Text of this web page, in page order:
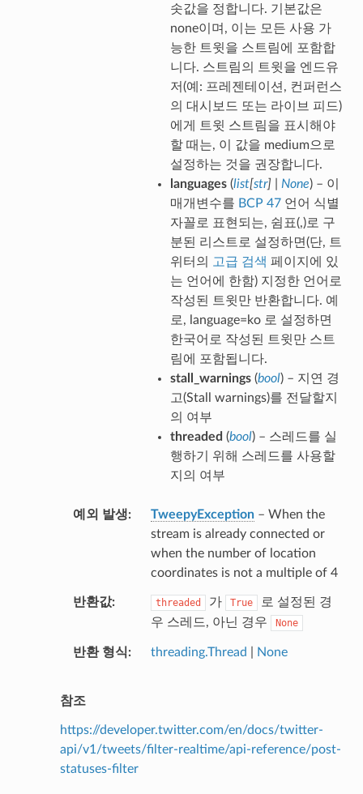
솟값을 정합니다. 기본값은
none이며, 이는 모든 사용 가
능한 트윗을 스트림에 포함합
니다. 스트림의 트윗을 엔드유
저(예: 프레젠테이션, 컨퍼런스
의 대시보드 또는 라이브 피드)
에게 트윗 스트림을 표시해야
할 때는, 이 값을 medium으로
설정하는 것을 권장합니다.
languages(list[str] None) – 이
매개변수를 BCP 47언어 식별
자꼴로 표현되는, 쉼표(,)로 구
분된 리스트로 설정하면(단, 트
위터의
고급 검색 페이지에 있
는 언어에 한함) 지정한 언어로
작성된 트윗만 반환합니다. 예
로, language=ko 로 설정하면
한국어로 작성된 트윗만 스트
림에 포함됩니다.
stall_warnings(bool) – 지연 경
고(Stall warnings)를 전달할지
의 여부
threaded (bool) – 스레드를 실
행하기 위해 스레드를 사용할
지의 여부
예외 발생 TweepyException– When the
stream is already connected or
when the number of location
coordinates is not a multiple of 4
반환값 threaded 가 True
로 설정된 경
우 스레드, 아닌 경우
None
반환 형식 threading.Thread None
참조
https://developer.twitter.com/en/docs/twitter-
api/v1/tweets/filter-realtime/api-reference/post-
statuses-filter